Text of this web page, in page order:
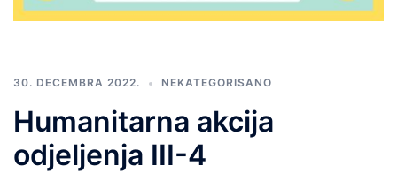
30. DECEMBRA 2022. NEKATEGORISANO
Humanitarna akcija
odjeljenja III-4